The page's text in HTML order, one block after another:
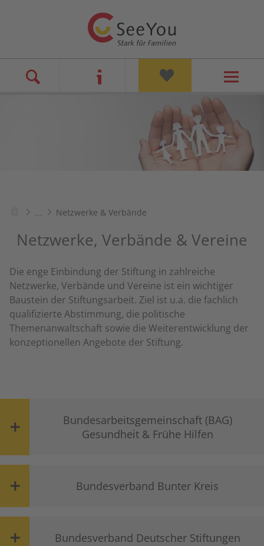
... Netzwerke & Verbände
Netzwerke, Verbände & Vereine
Die enge Einbindung der Stiftung in zahlreiche
Netzwerke, Verbände und Vereine ist ein wichtiger
Baustein der Stiftungsarbeit. Ziel ist u.a. die fachlich
qualifizierte Abstimmung, die politische
Themenanwaltschaft sowie die Weiterentwicklung der
konzeptionellen Angebote der Stiftung.
Bundesarbeitsgemeinschaft (BAG)
Gesundheit & Frühe Hilfen
Bundesverband Bunter Kreis
Bundesverband Deutscher Stiftungen